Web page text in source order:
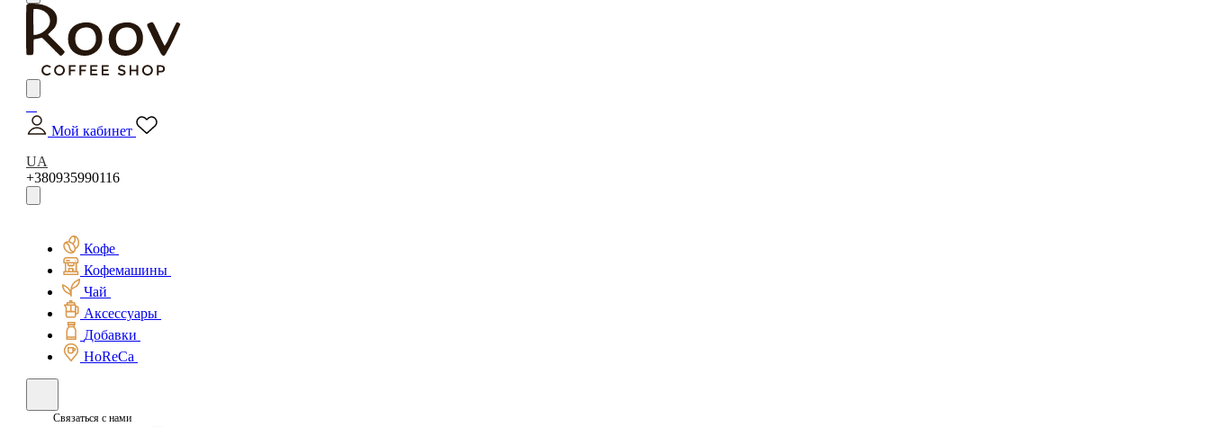
Мой кабинет
UA
+380935990116
Кофе
Кофемашины
Чай
Аксессуары
Добавки
HoReCa
Связаться с нами